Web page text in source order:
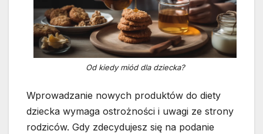
Od kiedy miód dla dziecka?
Wprowadzanie nowych produktów do diety
dziecka wymaga ostrożności i uwagi ze strony
rodziców. Gdy zdecydujesz się na podanie